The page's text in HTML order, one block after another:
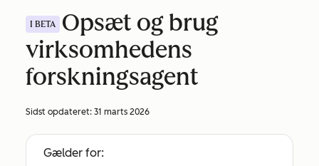
I BETA
Opsæt og brug
virksomhedens
forskningsagent
Sidst opdateret: 31 marts 2026
Gælder for: